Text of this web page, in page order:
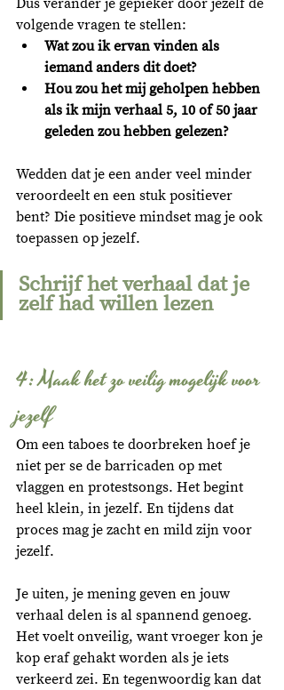
Dus verander je gepieker door jezelf de
volgende vragen te stellen:
Wat zou ik ervan vinden als
iemand anders dit doet?
Hou zou het mij geholpen hebben
als ik mijn verhaal 5, 10 of 50 jaar
geleden zou hebben gelezen?
Wedden dat je een ander veel minder
veroordeelt en een stuk positiever
bent? Die positieve mindset mag je ook
toepassen op jezelf.
Schrijf het verhaal dat je
zelf had willen lezen
4: Maak het zo veilig mogelijk voor
jezelf
Om een taboes te doorbreken hoef je
niet per se de barricaden op met
vlaggen en protestsongs. Het begint
heel klein, in jezelf. En tijdens dat
proces mag je zacht en mild zijn voor
jezelf.
Je uiten, je mening geven en jouw
verhaal delen is al spannend genoeg.
Het voelt onveilig, want vroeger kon je
kop eraf gehakt worden als je iets
verkeerd zei. En tegenwoordig kan dat